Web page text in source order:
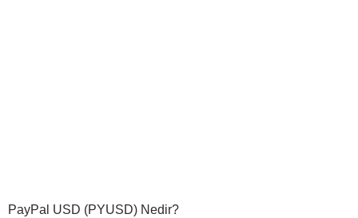
PayPal USD (PYUSD) Nedir?